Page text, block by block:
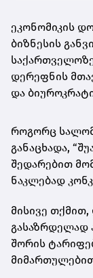
ეკონომიკის
ბიზნესის
დერეფნის
და
როგორც
განაცხადა,
შედარებით
ნაკლებად
მისივე
გასაზრდელად
შორის